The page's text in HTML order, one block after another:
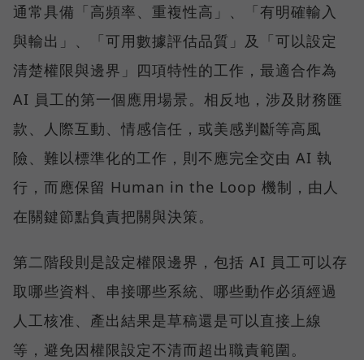
通常具備「高頻率、重複性高」、「有明確輸入
與輸出」、「可用數據評估品質」及「可以設定
清楚權限與邊界」四項特性的工作，最適合作為
AI 員工的第一個應用場景。相反地，涉及財務匯
款、人際互動、情感信任，或美感判斷等高風
險、難以標準化的工作，則不應完全交由 AI 執
行，而應保留 Human in the Loop 機制，由人
在關鍵節點負責把關與決策。
第二階段則是設定權限邊界，包括 AI 員工可以存
取哪些資料、串接哪些系統、哪些動作必須經過
人工核准、產出結果是草稿還是可以直接上線
等，避免因權限設定不清而超出職責範圍。